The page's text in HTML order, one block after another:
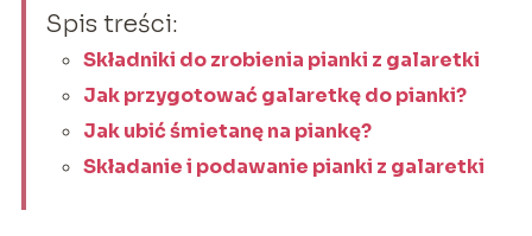
Spis treści:
Składniki do zrobienia pianki z galaretki
Jak przygotować galaretkę do pianki?
Jak ubić śmietanę na piankę?
Składanie i podawanie pianki z galaretki